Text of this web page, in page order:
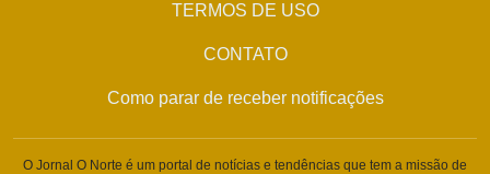
TERMOS DE USO
CONTATO
Como parar de receber notificações
O Jornal O Norte é um portal de notícias e tendências que tem a missão de